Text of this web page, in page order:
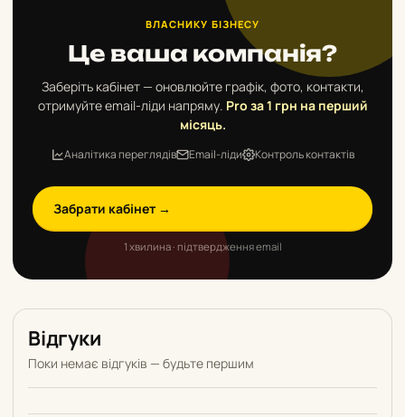
ВЛАСНИКУ БІЗНЕСУ
Це ваша компанія?
Заберіть кабінет — оновлюйте графік, фото, контакти,
отримуйте email-ліди напряму. Pro за 1 грн на перший
місяць.
Аналітика переглядів Email-ліди Контроль контактів
Забрати кабінет →
1 хвилина · підтвердження email
Відгуки
Поки немає відгуків — будьте першим